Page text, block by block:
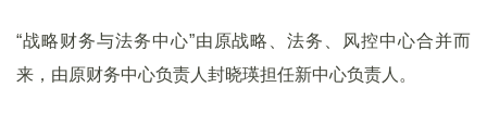
“战略财务与法务中心”由原战略、法务、风控中心合并而
来，由原财务中心负责人封晓瑛担任新中心负责人。